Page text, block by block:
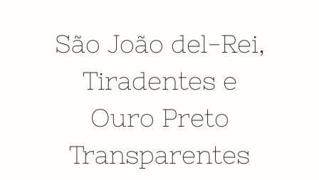
São João del-Rei,
Tiradentes e
Ouro Preto
Transparentes